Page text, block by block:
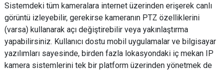
Sistemdeki tüm kameralara internet üzerinden erişerek canlı
görüntü izleyebilir, gerekirse kameranın PTZ özelliklerini
(varsa) kullanarak açı değiştirebilir veya yakınlaştırma
yapabilirsiniz. Kullanıcı dostu mobil uygulamalar ve bilgisayar
yazılımları sayesinde, birden fazla lokasyondaki iç mekan IP
kamera sistemlerini tek bir platform üzerinden yönetmek de